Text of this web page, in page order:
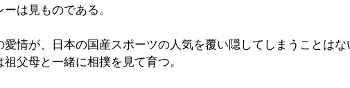
は見ものである。
情が、日本の国産スポーツの人気を覆い隠してしまうことは
父母と一緒に相撲を見て育つ。